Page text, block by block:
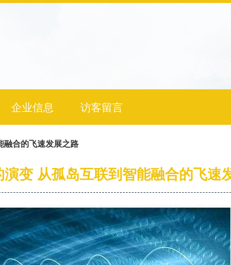
企业信息 访客留言
融合的飞速发展之路
变 从孤岛互联到智能融合的飞速